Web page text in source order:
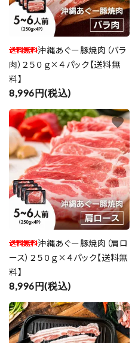
沖縄あぐー豚焼肉（バラ
肉）２５０ｇ×４パック【送料無
料】
8,996円(税込)
沖縄あぐー豚焼肉（肩ロ
ース）２５０ｇ×４パック【送料無
料】
8,996円(税込)
favorite
favorite